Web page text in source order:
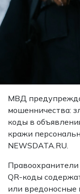
МВД
мошенничества:
коды в
кражи
NEWSDATA.RU.
QR-коды
или